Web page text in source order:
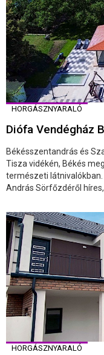
HORGÁSZNYARALÓ
Diófa Vendégház
Békésszentandrás és
Tisza vidékén, Békés
természeti
András Sörfőzdéről híres,
HORGÁSZNYARALÓ